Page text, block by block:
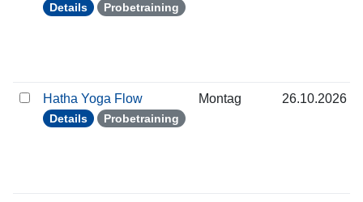
Details Probetraining
Hatha Yoga Flow
Details Probetraining
Montag 26.10.2026